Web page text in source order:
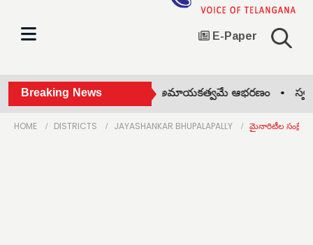
E-Paper
Breaking Newsఅడవి యే అమ్మ... అమాయకత్వమే ఆభరణం •స్వర్గీయ
HOME DISTRICTS JAYASHANKAR BHUPALAPALLY మైనారిటీల